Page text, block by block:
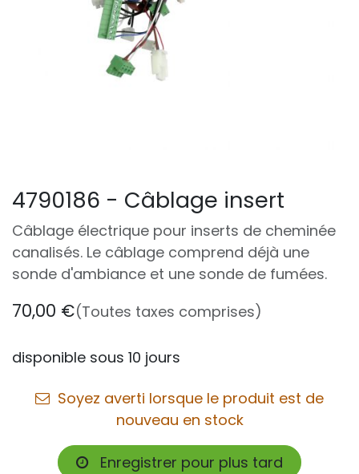
4790186 - Câblage insert
Câblage électrique pour inserts de cheminée
canalisés. Le câblage comprend déjà une
sonde d'ambiance et une sonde de fumées.
70,00 €(Toutes taxes comprises)
disponible sous 10 jours
Soyez averti lorsque le produit est de
nouveau en stock
Enregistrer pour plus tard